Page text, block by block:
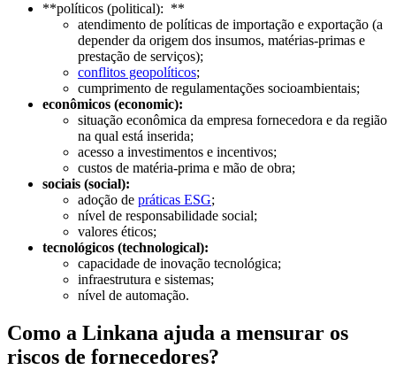
**políticos (political): **
atendimento de políticas de importação e exportação (a
depender da origem dos insumos, matérias-primas e
prestação de serviços);
conflitos geopolíticos;
cumprimento de regulamentações socioambientais;
econômicos (economic):
situação econômica da empresa fornecedora e da região
na qual está inserida;
acesso a investimentos e incentivos;
custos de matéria-prima e mão de obra;
sociais (social):
adoção de práticas ESG;
nível de responsabilidade social;
valores éticos;
tecnológicos (technological):
capacidade de inovação tecnológica;
infraestrutura e sistemas;
nível de automação.
Como a Linkana ajuda a mensurar os
riscos de fornecedores?